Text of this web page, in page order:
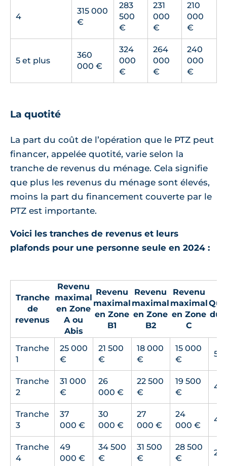
4
315 000
€
283
500
€
231
000
€
210
000
€
5 et plus
360
000 €
324
000
€
264
000
€
240
000
€
La quotité
La part du coût de l’opération que le PTZ peut
financer, appelée quotité, varie selon la
tranche de revenus du ménage. Cela signifie
que plus les revenus du ménage sont élevés,
moins la part du financement couverte par le
PTZ est importante.
Voici les tranches de revenus et leurs
plafonds pour une personne seule en 2024 :
Tranche
de
revenus
Revenu
maximal
en Zone
A ou
Abis
Revenu
maximal
en Zone
B1
Revenu
maximal
en Zone
B2
Revenu
maximal
en Zone
C
du
Tranche
1
25 000
€
21 500
€
18 000
€
15 000
€
Tranche
2
31 000
€
26
000 €
22 500
€
19 500
€
Tranche
3
37
000 €
30
000 €
27
000 €
24
000 €
Tranche
4
49
000 €
34 500
€
31 500
€
28 500
€